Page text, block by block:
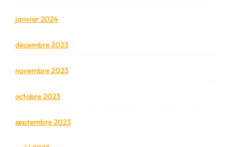
janvier 2024
décembre 2023
novembre 2023
octobre 2023
septembre 2023